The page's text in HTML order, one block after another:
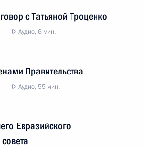
с Татьяной Троценко
Аудио, 6 мин.
Правительства
Аудио, 55 мин.
Евразийского